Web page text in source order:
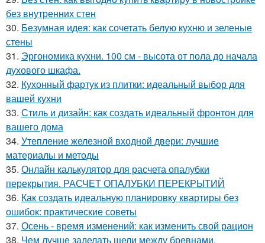
без внутренних стен
30. Безумная идея: как сочетать белую кухню и зеленые
стены
31. Эргономика кухни. 100 см - высота от пола до начала
духового шкафа.
32. Кухонный фартук из плитки: идеальный выбор для
вашей кухни
33. Стиль и дизайн: как создать идеальный фронтон для
вашего дома
34. Утепление железной входной двери: лучшие
материалы и методы
35. Онлайн калькулятор для расчета опалубки
перекрытия. РАСЧЕТ ОПАЛУБКИ ПЕРЕКРЫТИЙ
36. Как создать идеальную планировку квартиры без
ошибок: практические советы
37. Осень - время изменений: как изменить свой рацион
38. Чем лучше заделать щели между бревнами.